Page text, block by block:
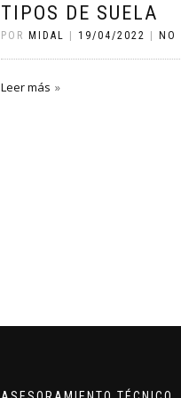
TIPOS DE SUELA
POR MIDAL 19/04/2022 NO
Leer más